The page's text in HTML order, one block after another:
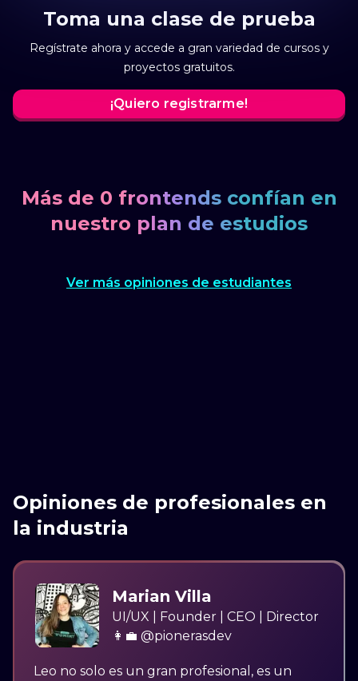
Toma una clase de prueba
Regístrate ahora y accede a gran variedad de cursos y
proyectos gratuitos.
¡Quiero registrarme!
Más de 0 frontends confían en
nuestro plan de estudios
Ver más opiniones de estudiantes
Opiniones de profesionales en
la industria
Marian Villa
UI/UX | Founder | CEO | Director
👩‍💼 @pionerasdev
Leo no solo es un gran profesional, es un